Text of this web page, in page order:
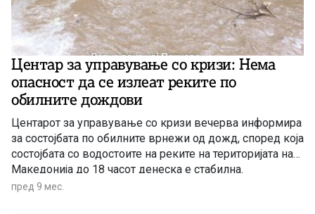
Центар за управување со кризи: Нема
опасност да се излеат реките по
обилните дождови
Центарот за управување со кризи вечерва информира
за состојбата по обилните врнежи од дожд, според која
состојбата со водостоите на реките на територијата на
Македонија до 18 часот денеска е стабилна.
пред 9 мес.